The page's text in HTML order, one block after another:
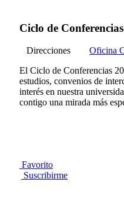
Ciclo de
Direcciones
Oficina
El Ciclo de Conferencias
estudios, convenios de
interés en nuestra
contigo una mirada más
Favorito
Suscribirme